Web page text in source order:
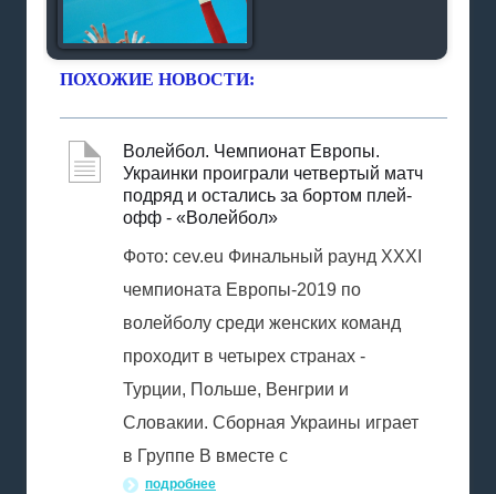
ПОХОЖИЕ НОВОСТИ:
Волейбол. Чемпионат Европы.
Украинки проиграли четвертый матч
подряд и остались за бортом плей-
офф - «Волейбол»
Фото: cev.eu Финальный раунд XXXI
чемпионата Европы-2019 по
волейболу среди женских команд
проходит в четырех странах -
Турции, Польше, Венгрии и
Словакии. Сборная Украины играет
в Группе В вместе с
подробнее